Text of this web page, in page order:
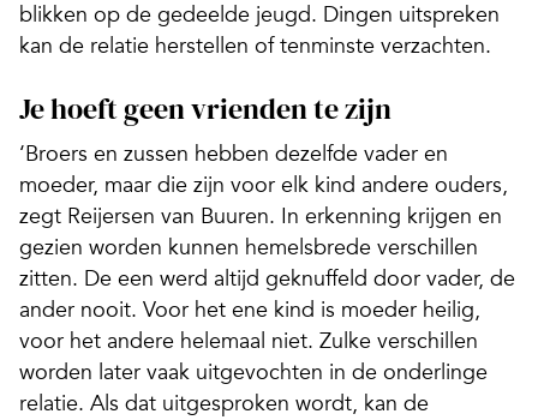
blikken op de gedeelde jeugd. Dingen uitspreken
kan de relatie herstellen of tenminste verzachten.
Je hoeft geen vrienden te zijn
‘Broers en zussen hebben dezelfde vader en
moeder, maar die zijn voor elk kind andere ouders,
zegt Reijersen van Buuren. In erkenning krijgen en
gezien worden kunnen hemelsbrede verschillen
zitten. De een werd altijd geknuffeld door vader, de
ander nooit. Voor het ene kind is moeder heilig,
voor het andere helemaal niet. Zulke verschillen
worden later vaak uitgevochten in de onderlinge
relatie. Als dat uitgesproken wordt, kan de